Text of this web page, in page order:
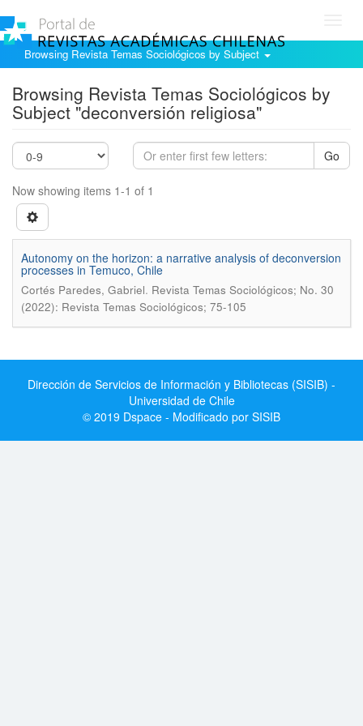
Browsing Revista Temas Sociológicos by Subject
Browsing Revista Temas Sociológicos by
Subject "deconversión religiosa"
Go
Now showing items 1-1 of 1
Autonomy on the horizon: a narrative analysis of deconversion
processes in Temuco, Chile
Cortés Paredes, Gabriel. Revista Temas Sociológicos; No. 30
(2022): Revista Temas Sociológicos; 75-105
Dirección de Servicios de Información y Bibliotecas (SISIB) -
Universidad de Chile
© 2019 Dspace - Modificado por SISIB